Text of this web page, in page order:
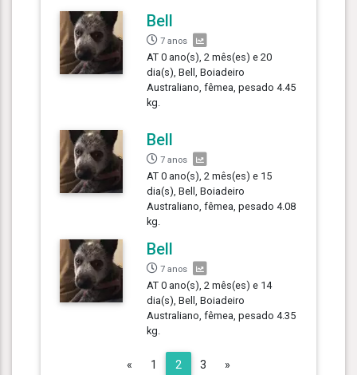
Bell
7 anos
AT 0 ano(s), 2 mês(es) e 20
dia(s), Bell, Boiadeiro
Australiano, fêmea, pesado 4.45
kg.
Bell
7 anos
AT 0 ano(s), 2 mês(es) e 15
dia(s), Bell, Boiadeiro
Australiano, fêmea, pesado 4.08
kg.
Bell
7 anos
AT 0 ano(s), 2 mês(es) e 14
dia(s), Bell, Boiadeiro
Australiano, fêmea, pesado 4.35
kg.
« Previous
1 2 3 »